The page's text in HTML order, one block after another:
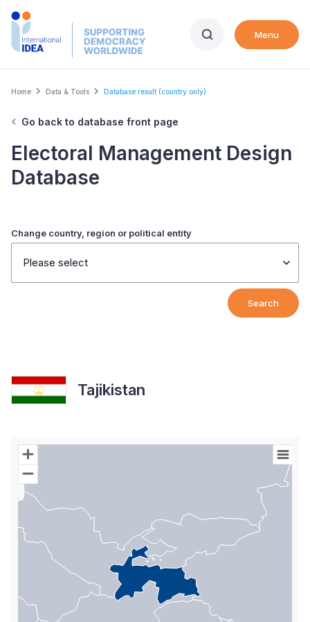
Skip
Menu
Breadcrumb
Home Data & Tools Database result (country only)
Go back to database front page
Electoral Management Design
Database
Change country, region or political entity
Please select
Search
Tajikistan
Chart
Map of World with Palestine areas, high resolution with 1 data